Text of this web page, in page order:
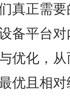
真正需
备平台
优化，
优且相